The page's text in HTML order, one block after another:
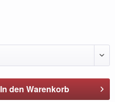
In den Warenkorb